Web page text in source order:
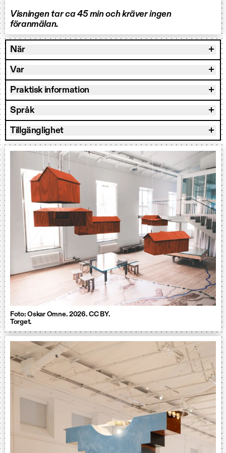
Visningen tar ca 45 min och kräver ingen
föranmälan.
När
Var
Praktisk information
Språk
Tillgänglighet
Foto: Oskar Omne. 2026. CC BY.
Torget.